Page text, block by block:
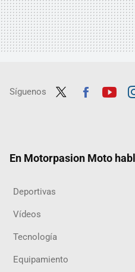
Síguenos
En Motorpasion Moto
Deportivas
Vídeos
Tecnología
Equipamiento